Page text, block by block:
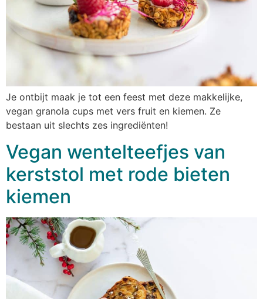
Je ontbijt maak je tot een feest met deze makkelijke,
vegan granola cups met vers fruit en kiemen. Ze
bestaan uit slechts zes ingrediënten!
Vegan wentelteefjes van
kerststol met rode bieten
kiemen